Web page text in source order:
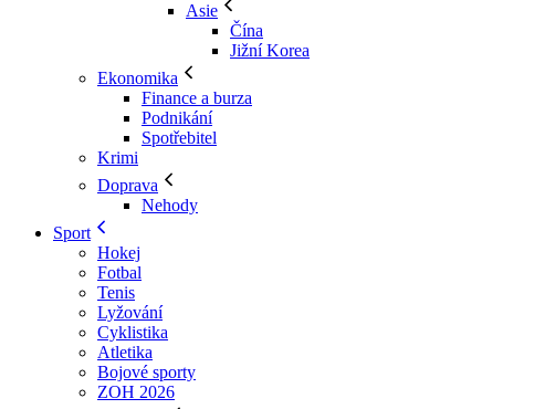
Asie
Čína
Jižní Korea
Ekonomika
Finance a burza
Podnikání
Spotřebitel
Krimi
Doprava
Nehody
Sport
Hokej
Fotbal
Tenis
Lyžování
Cyklistika
Atletika
Bojové sporty
ZOH 2026